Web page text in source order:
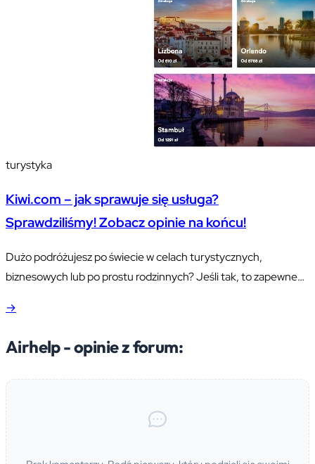
turystyka
Kiwi.com – jak sprawuje się usługa?
Sprawdziliśmy! Zobacz opinie na końcu!
Dużo podróżujesz po świecie w celach turystycznych,
biznesowych lub po prostu rodzinnych? Jeśli tak, to zapewne
rezerwację biletów u różnych przewoźników.
→
Airhelp - opinie z forum: